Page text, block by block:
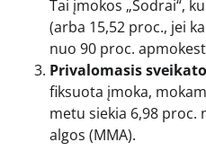
Tai įmokos „Sodrai“,
(arba 15,52 proc., jei
nuo 90 proc.
Privalomasis
fiksuota įmoka,
metu siekia 6,98 proc.
algos (MMA).